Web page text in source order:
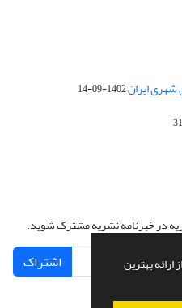
بهترین
شهری ایران1402-09-14
در خبرنامه نشریه مشترک شوید.
اشتراک